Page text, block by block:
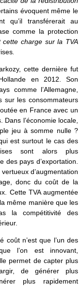
évoquent même le
qu’il transférerait au
comme la protection
cette charge sur la TVA
.
cette dernière fut
en 2012. Son
comme l’Allemagne,
sur les consommateurs
en France avec un
Dans l’économie locale,
jeu à somme nulle ?
est surtout le cas des
sont alors plus
des pays d’exportation.
d’augmentation
donc du coût de la
Cette TVA augmentée
même manière que les
la compétitivité des
coût n’est que l’un des
l’on est innovant,
permet de capter plus
de générer plus
plus rapidement